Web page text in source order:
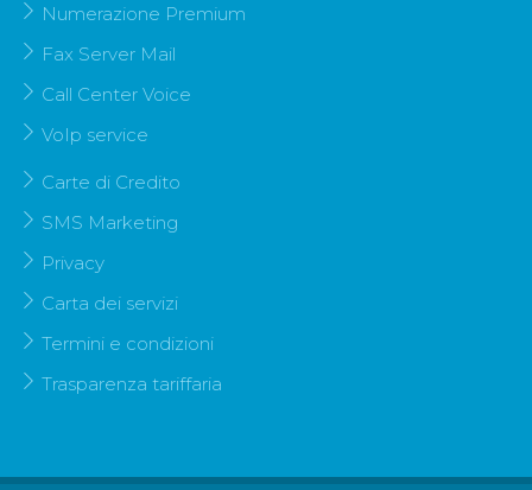
Numerazione Premium
Fax Server Mail
Call Center Voice
VoIp service
Carte di Credito
SMS Marketing
Privacy
Carta dei servizi
Termini e condizioni
Trasparenza tariffaria